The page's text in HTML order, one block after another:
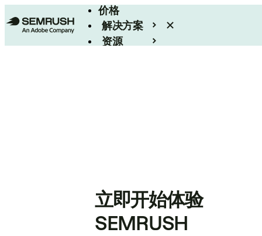
价格
解决方案
资源
立即开始体验
SEMRUSH